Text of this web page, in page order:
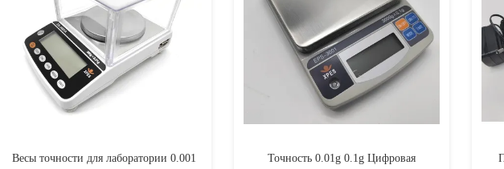
Весы точности для лаборатории 0.001
Точность 0.01g 0.1g Цифровая